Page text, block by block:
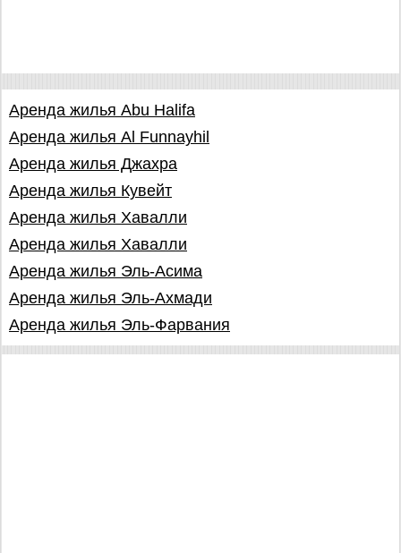
Аренда жилья Abu Halifa
Аренда жилья Al Funnayhil
Аренда жилья Джахра
Аренда жилья Кувейт
Аренда жилья Хавалли
Аренда жилья Хавалли
Аренда жилья Эль-Асима
Аренда жилья Эль-Ахмади
Аренда жилья Эль-Фарвания